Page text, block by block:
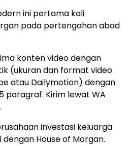
ini pertama kali
pada pertengahan abad
konten video dengan
(ukuran dan format video
atau Dailymotion) dengan
paragraf. Kirim lewat WA
investasi keluarga
House of Morgan.